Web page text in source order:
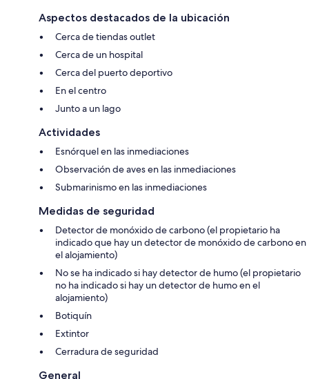
Aspectos destacados de la ubicación
Cerca de tiendas outlet
Cerca de un hospital
Cerca del puerto deportivo
En el centro
Junto a un lago
Actividades
Esnórquel en las inmediaciones
Observación de aves en las inmediaciones
Submarinismo en las inmediaciones
Medidas de seguridad
Detector de monóxido de carbono (el propietario ha
indicado que hay un detector de monóxido de carbono en
el alojamiento)
No se ha indicado si hay detector de humo (el propietario
no ha indicado si hay un detector de humo en el
alojamiento)
Botiquín
Extintor
Cerradura de seguridad
General